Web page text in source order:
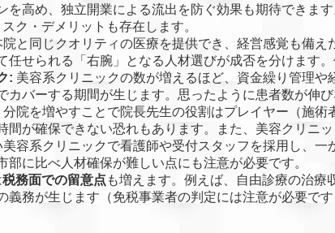
高め、独立開業による流出を防ぐ効果も期待できます
ク・デメリットも存在します。
院と同じクオリティの医療を提供でき、経営感覚も備
任せられる「右腕」となる人材選びが成否を分けます
: 美容系クリニックの数が増えるほど、資金繰り管理
バーする期間が生じます。思ったように患者数が伸
分院を増やすことで院長先生の役割はプレイヤー（施
間が確保できない恐れもあります。また、美容クリニ
美容系クリニックで看護師や受付スタッフを採用し、
に比べ人材確保が難しい点にも注意が必要です。
税務面での留意点 も増えます。例えば、自由診療の治
義務が生じます（免税事業者の判定には注意が必要で